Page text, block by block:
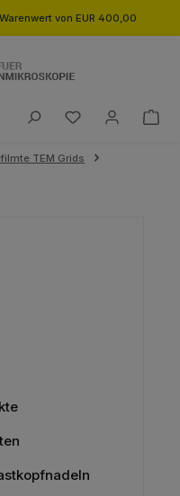
von EUR 400,00
Du hast 0
TEM Grids